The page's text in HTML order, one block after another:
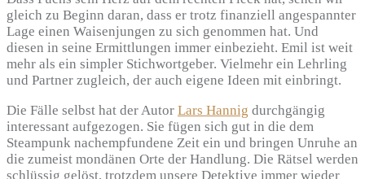
gleich zu Beginn daran, dass er trotz finanziell angespannter
Lage einen Waisenjungen zu sich genommen hat. Und
diesen in seine Ermittlungen immer einbezieht. Emil ist weit
mehr als ein simpler Stichwortgeber. Vielmehr ein Lehrling
und Partner zugleich, der auch eigene Ideen mit einbringt.
Die Fälle selbst hat der Autor Lars Hannig durchgängig
interessant aufgezogen. Sie fügen sich gut in die dem
Steampunk nachempfundene Zeit ein und bringen Unruhe an
die zumeist mondänen Orte der Handlung. Die Rätsel werden
schlüssig gelöst, trotzdem unsere Detektive immer wieder